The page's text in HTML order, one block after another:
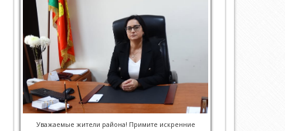
Уважаемые жители района! Примите искренние